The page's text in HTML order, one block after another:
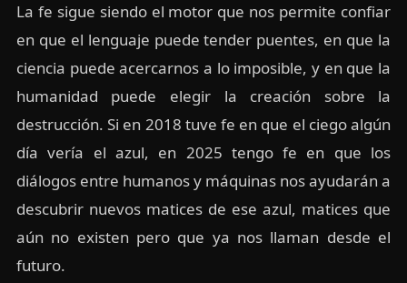
La fe sigue siendo el motor que nos permite confiar
en que el lenguaje puede tender puentes, en que la
ciencia puede acercarnos a lo imposible, y en que la
humanidad puede elegir la creación sobre la
destrucción. Si en 2018 tuve fe en que el ciego algún
día vería el azul, en 2025 tengo fe en que los
diálogos entre humanos y máquinas nos ayudarán a
descubrir nuevos matices de ese azul, matices que
aún no existen pero que ya nos llaman desde el
futuro.